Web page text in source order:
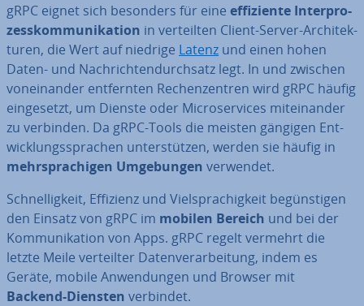
gRPC eignet sich besonders für eine ef­fi­zi­en­te In­ter­pro­
zess­kom­mu­ni­ka­ti­on in ver­teil­ten Client-Server-Ar­chi­tek­
tu­ren, die Wert auf niedrige Latenz und einen hohen
Daten- und Nach­rich­ten­durch­satz legt. In und zwischen
von­ein­an­der ent­fern­ten Re­chen­zen­tren wird gRPC häufig
ein­ge­setzt, um Dienste oder Mi­cro­ser­vices mit­ein­an­der
zu verbinden. Da gRPC-Tools die meisten gängigen Ent­
wick­lungs­spra­chen un­ter­stüt­zen, werden sie häufig in
mehr­spra­chi­gen Um­ge­bun­gen verwendet.
Schnel­lig­keit, Effizienz und Viel­spra­chig­keit be­güns­ti­gen
den Einsatz von gRPC im mobilen Bereich und bei der
Kom­mu­ni­ka­ti­on von Apps. gRPC regelt vermehrt die
letzte Meile ver­teil­ter Da­ten­ver­ar­bei­tung, indem es
Geräte, mobile An­wen­dun­gen und Browser mit
Backend-Diensten verbindet.